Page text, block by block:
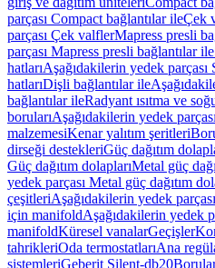
parçası Compact bağlantılar ileÇek
parçası Çek valflerMapress presli
parçası Mapress presli bağlantılar ile
hatlarıAşağıdakilerin yedek parçası
hatlarıDişli bağlantılar ile
bağlantılar ileRadyant ısıtma ve
borularıAşağıdakilerin yedek
malzemesiKenar yalıtım şeritleri
dirseği destekleriGüç dağıtım
Güç dağıtım dolaplarıMetal güç
yedek parçası Metal güç dağıtım
çeşitleriAşağıdakilerin yedek
için manifoldAşağıdakilerin yedek
manifoldKüresel vanalarGeçişler
tahrikleriOda termostatlarıAna
sistemleriGeberit Silent-db20